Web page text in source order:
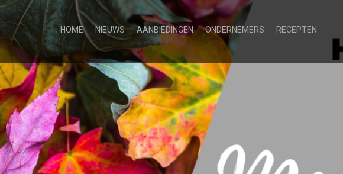
HOME NIEUWS AANBIEDINGEN ONDERNEMERS RECEPTEN